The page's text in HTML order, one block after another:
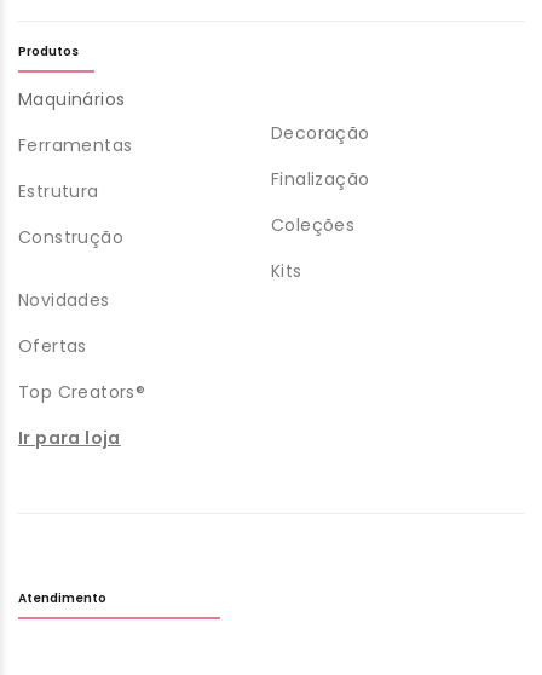
Produtos
Maquinários
Ferramentas
Estrutura
Construção
Decoração
Finalização
Coleções
Kits
Novidades
Ofertas
Top Creators®
Ir para loja
Atendimento